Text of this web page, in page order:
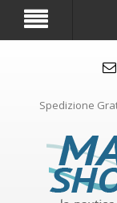
Spedizione